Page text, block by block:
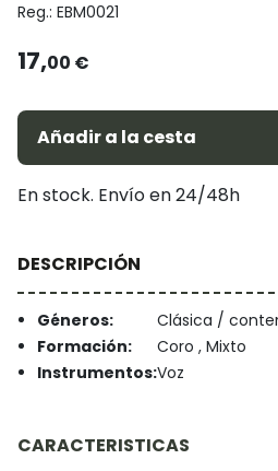
Reg.: EBM0021
17,00 €
Añadir a la cesta
En stock. Envío en 24/48h
DESCRIPCIÓN
Géneros:
Clásica /
Formación:
Coro , Mixto
Instrumentos:Voz
CARACTERISTICAS